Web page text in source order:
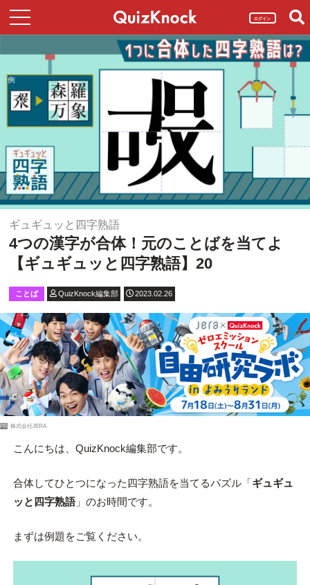
ログイン
ギュギュッと四字熟語
4つの漢字が合体！元のことばを当てよ
【ギュギュッと四字熟語】20
ことば QuizKnock編集部 2023.02.26
PR 株式会社JERA
こんにちは、QuizKnock編集部です。
合体してひとつになった四字熟語を当てるパズル「ギュギュ
ッと四字熟語」のお時間です。
まずは例題をご覧ください。